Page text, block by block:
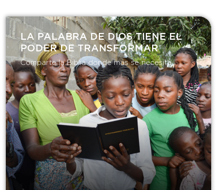
LA PALABRA DE DIOS TIENE EL
PODER DE TRANSFORMAR​
Comparte la Biblia donde más se necesita.